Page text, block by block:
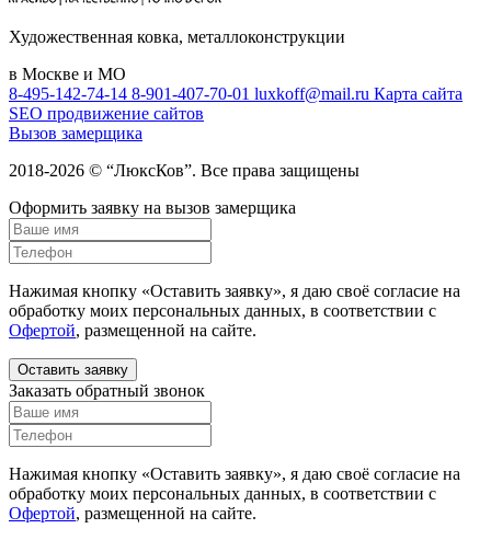
Художественная ковка, металлоконструкции
в Москве и МО
8-495-142-74-14 8-901-407-70-01 luxkoff@mail.ru Карта сайта
SEO продвижение сайтов
Вызов замерщика
2018-2026 © “ЛюксКов”. Все права защищены
Оформить заявку на вызов замерщика
Нажимая кнопку «Оставить заявку», я даю своё согласие на
обработку моих персональных данных, в соответствии с
Офертой, размещенной на сайте.
Оставить заявку
Заказать обратный звонок
Нажимая кнопку «Оставить заявку», я даю своё согласие на
обработку моих персональных данных, в соответствии с
Офертой, размещенной на сайте.